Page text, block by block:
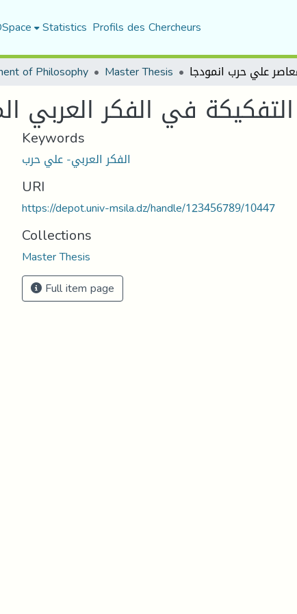
Statistics Profils des Chercheurs
of Philosophy Master Thesis
التفكيكة في الفكر العربي
Keywords
الفكر العربي- علي حرب
URI
https://depot.univ-msila.dz/handle/123456789/10447
Collections
Master Thesis
Full item page